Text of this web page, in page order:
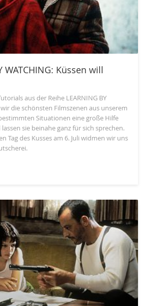
WATCHING: Küssen will
aus der Reihe LEARNING BY
wir die schönsten Filmszenen aus unserem
Situationen eine große Hilfe
sie beinahe ganz für sich sprechen.
Tag des Kusses am 6. Juli widmen wir uns